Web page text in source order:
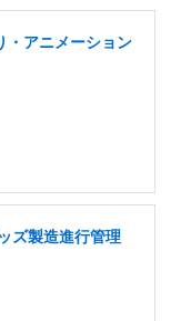
・アニメーション
ズ製造進行管理